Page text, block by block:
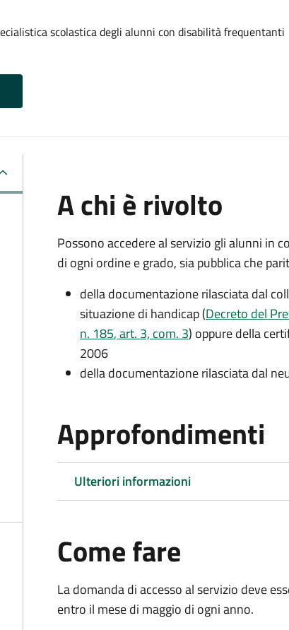
scolastica degli alunni con disabilità frequentanti
A chi è rivolto
Possono accedere al servizio gli alunni in
di ogni ordine e grado, sia pubblica che
della documentazione rilasciata dal
situazione di handicap (Decreto del
n. 185, art. 3, com. 3) oppure della
2006
della documentazione rilasciata dal
Approfondimenti
Ulteriori informazioni
Come fare
La domanda di accesso al servizio deve
entro il mese di maggio di ogni anno.